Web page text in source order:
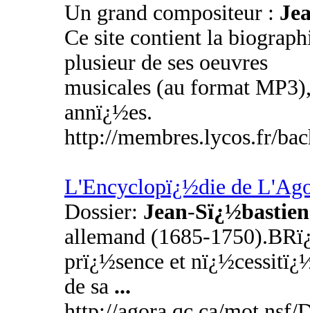
Un grand compositeur :
Ce site contient la
plusieur de ses oeuvres
musicales (au format
annï¿½es.
http://membres.lycos.fr/
L'Encyclopï¿½die de
Dossier: Jean-
allemand (1685-
prï¿½sence et
de sa ...